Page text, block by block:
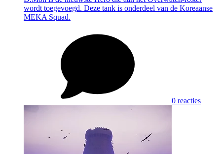
wordt toegevoegd. Deze tank is onderdeel van de Koreaanse
MEKA Squad.
0 reacties